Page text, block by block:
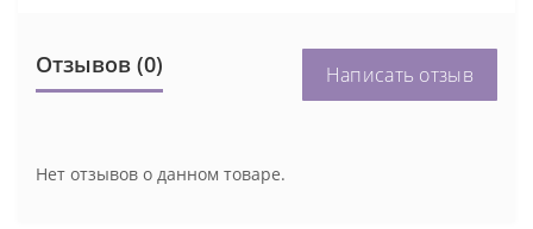
Отзывов (0) Написать отзыв
Нет отзывов о данном товаре.